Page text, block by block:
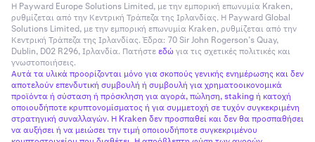
περιθωρίου, ωστόσο όλα τα περιουσιακά στοιχεία
εξασφάλισης στο πορτοφόλι Multi-M κινδυνεύουν να
χαθούν σε περίπτωση εκκαθάρισης σε επίπεδο
λογαριασμού.
Είναι σημαντικό να σημειωθεί ότι η Αξία Εξασφάλισης και
το Αρχικό Περιθώριο υπολογίζονται χρησιμοποιώντας την
αξία σε USD (προσαρμοσμένη με τις σχετικές
απομειώσεις αξίας) των διακρατούμενων περιουσιακών
Η Payward Europe Solutions Limited, με την εμπορική επωνυμία Kraken,
ρυθμίζεται από την Κεντρική Τράπεζα της Ιρλανδίας. Η Payward Global
Solutions Limited, με την εμπορική επωνυμία Kraken, ρυθμίζεται από την
Κεντρική Τράπεζα της Ιρλανδίας. Έδρα: 70 Sir John Rogerson’s Quay,
Dublin, D02 R296, Ιρλανδία. Πατήστεεδώγια τις σχετικές πολιτικές και
γνωστοποιήσεις.
Αυτά τα υλικά προορίζονται μόνο για σκοπούς γενικής ενημέρωσης και δεν
αποτελούν επενδυτική συμβουλή ή συμβουλή για χρηματοοικονομικά
προϊόντα ή σύσταση ή πρόσκληση για αγορά, πώληση, staking ή κατοχή
οποιουδήποτε κρυπτονομίσματος ή για συμμετοχή σε τυχόν συγκεκριμένη
στρατηγική συναλλαγών. Η Kraken δεν προσπαθεί και δεν θα προσπαθήσει
να αυξήσει ή να μειώσει την τιμή οποιουδήποτε συγκεκριμένου